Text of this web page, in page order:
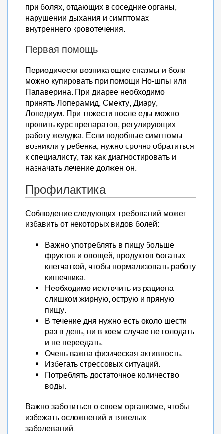
при болях, отдающих в соседние органы,
нарушении дыхания и симптомах
внутреннего кровотечения.
Первая помощь
Периодически возникающие спазмы и боли
можно купировать при помощи Но-шпы или
Папаверина. При диарее необходимо
принять Лоперамид, Смекту, Диару,
Лопедиум. При тяжести после еды можно
пропить курс препаратов, регулирующих
работу желудка. Если подобные симптомы
возникли у ребенка, нужно срочно обратиться
к специалисту, так как диагностировать и
назначать лечение должен он.
Профилактика
Соблюдение следующих требований может
избавить от некоторых видов болей:
Важно употреблять в пищу больше
фруктов и овощей, продуктов богатых
клетчаткой, чтобы нормализовать работу
кишечника.
Необходимо исключить из рациона
слишком жирную, острую и пряную
пищу.
В течение дня нужно есть около шести
раз в день, ни в коем случае не голодать
и не переедать.
Очень важна физическая активность.
Избегать стрессовых ситуаций.
Потреблять достаточное количество
воды.
Важно заботиться о своем организме, чтобы
избежать осложнений и тяжелых
заболеваний.